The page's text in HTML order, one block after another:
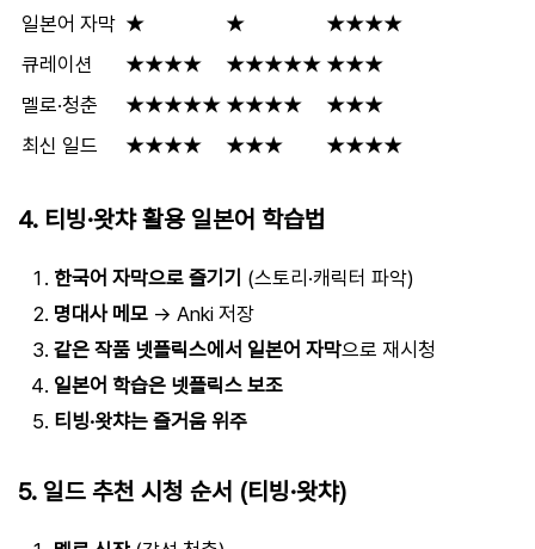
일본어 자막 ★ ★
★★★★
큐레이션
★★★★ ★★★★★ ★★★
멜로·청춘
★★★★★ ★★★★
★★★
최신 일드
★★★★ ★★★ ★★★★
4. 티빙·왓챠 활용 일본어 학습법
한국어 자막으로 즐기기 (스토리·캐릭터 파악)
명대사 메모 → Anki 저장
같은 작품 넷플릭스에서 일본어 자막으로 재시청
일본어 학습은 넷플릭스 보조
티빙·왓챠는 즐거움 위주
5. 일드 추천 시청 순서 (티빙·왓챠)